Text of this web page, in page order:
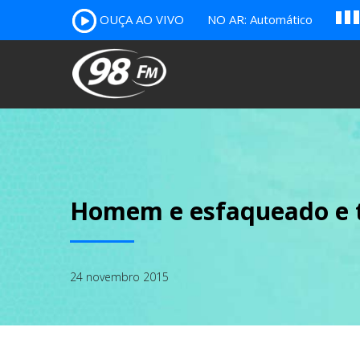
OUÇA AO VIVO NO AR: Automático B c
Homem e esfaqueado
24 novembro 2015